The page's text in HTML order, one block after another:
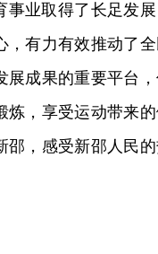
事业取得了长足发
，有力有效推动了
展成果的重要平台
炼，享受运动带来
邵，感受新邵人民